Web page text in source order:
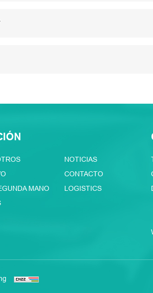
MANO
NOTICIAS
CONTACTO
LOGISTICS